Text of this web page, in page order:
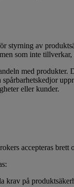
styrning av
som inte
med
eller kunder.
accepteras brett
krav på